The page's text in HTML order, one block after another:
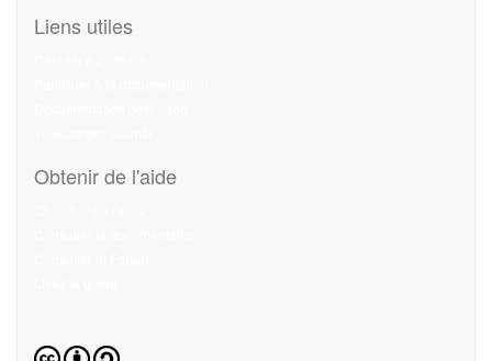
Liens utiles
Obtenir de l'aide